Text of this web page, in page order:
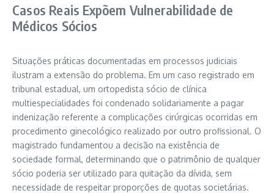
Casos Reais Expõem Vulnerabilidade de
Médicos Sócios
Situações práticas documentadas em processos judiciais
ilustram a extensão do problema. Em um caso registrado em
tribunal estadual, um ortopedista sócio de clínica
multiespecialidades foi condenado solidariamente a pagar
indenização referente a complicações cirúrgicas ocorridas em
procedimento ginecológico realizado por outro profissional. O
magistrado fundamentou a decisão na existência de
sociedade formal, determinando que o patrimônio de qualquer
sócio poderia ser utilizado para quitação da dívida, sem
necessidade de respeitar proporções de quotas societárias.